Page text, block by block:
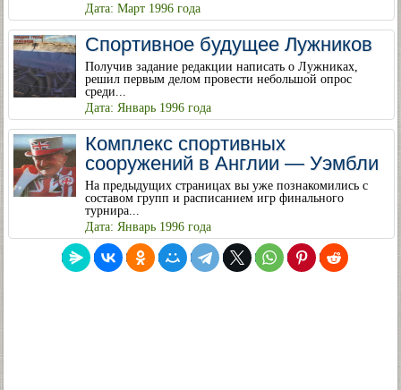
Дата: Март 1996 года
Спортивное будущее Лужников
Получив задание редакции написать о Лужниках,
решил первым делом провести небольшой опрос
среди...
Дата: Январь 1996 года
Комплекс спортивных
сооружений в Англии — Уэмбли
На предыдущих страницах вы уже познакомились с
составом групп и расписанием игр финального
турнира...
Дата: Январь 1996 года